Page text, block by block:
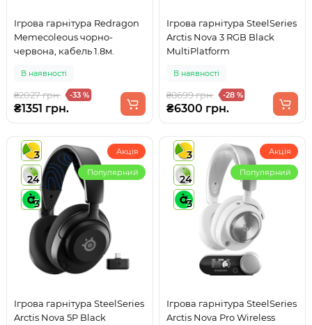
Ігрова гарнітура Redragon
Memecoleous чорно-
червона, кабель 1.8м.
В наявності
₴2027 грн. -33 %
₴1351 грн.
Ігрова гарнітура SteelSeries
Arctis Nova 3 RGB Black
MultiPlatform
В наявності
₴8699 грн. -28 %
₴6300 грн.
3
24
3
Акція
Популярний
Ігрова гарнітура SteelSeries
Arctis Nova 5P Black
3
24
3
Акція
Популярний
Ігрова гарнітура SteelSeries
Arctis Nova Pro Wireless